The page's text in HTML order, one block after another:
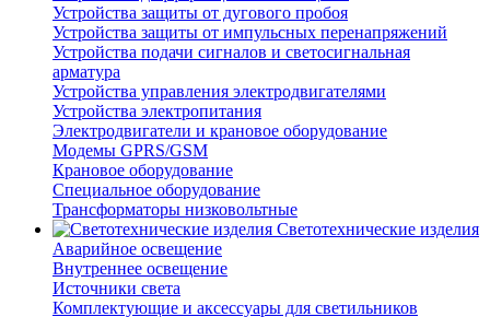
Устройства защиты от дугового пробоя
Устройства защиты от импульсных перенапряжений
Устройства подачи сигналов и светосигнальная
арматура
Устройства управления электродвигателями
Устройства электропитания
Электродвигатели и крановое оборудование
Модемы GPRS/GSM
Крановое оборудование
Специальное оборудование
Трансформаторы низковольтные
Светотехнические изделия
Аварийное освещение
Внутреннее освещение
Источники света
Комплектующие и аксессуары для светильников